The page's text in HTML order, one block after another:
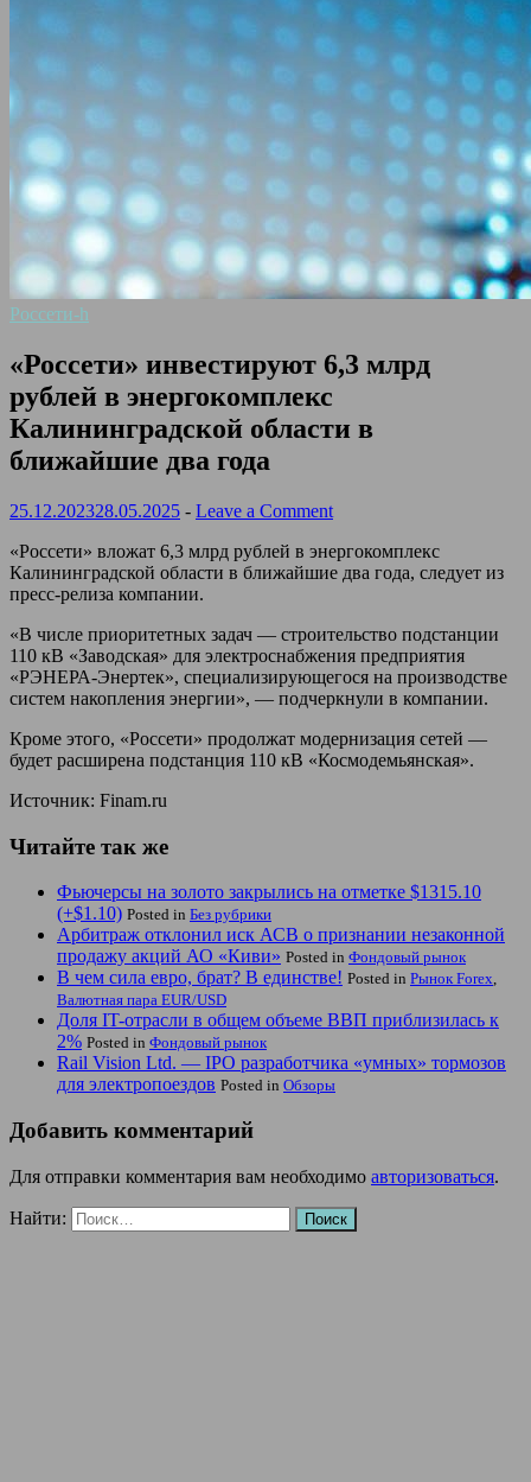
Россети-h
«Россети» инвестируют 6,3 млрд
рублей в энергокомплекс
Калининградской области в
ближайшие два года
25.12.202328.05.2025 - Leave a Comment
«Россети» вложат 6,3 млрд рублей в энергокомплекс
Калининградской области в ближайшие два года, следует из
пресс-релиза компании.
«В числе приоритетных задач — строительство подстанции
110 кВ «Заводская» для электроснабжения предприятия
«РЭНЕРА-Энертек», специализирующегося на производстве
систем накопления энергии», — подчеркнули в компании.
Кроме этого, «Россети» продолжат модернизация сетей —
будет расширена подстанция 110 кВ «Космодемьянская».
Источник: Finam.ru
Читайте так же
Фьючерсы на золото закрылись на отметке $1315.10
(+$1.10) Posted in Без рубрики
Арбитраж отклонил иск АСВ о признании незаконной
продажу акций АО «Киви» Posted in Фондовый рынок
В чем сила евро, брат? В единстве! Posted in Рынок Forex,
Валютная пара EUR/USD
Доля IT-отрасли в общем объеме ВВП приблизилась к
2% Posted in Фондовый рынок
Rail Vision Ltd. — IPO разработчика «умных» тормозов
для электропоездов Posted in Обзоры
Добавить комментарий
Для отправки комментария вам необходимо авторизоваться.
Найти: